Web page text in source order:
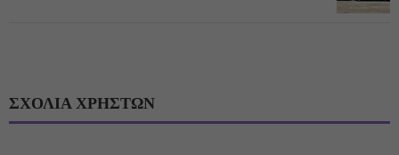
ΣΧΟΛΙΑ ΧΡΗΣΤΩΝ